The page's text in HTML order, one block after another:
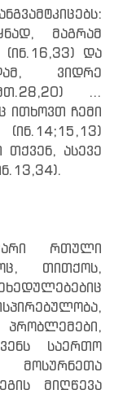
მაგრამ
და
ვიდრე
...
ითხოვთ ჩემი
ასევე
რთული
თითქოს,
საერთო
მოსურნეთა
მიღწევა